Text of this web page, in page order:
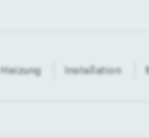
Heizung Installation